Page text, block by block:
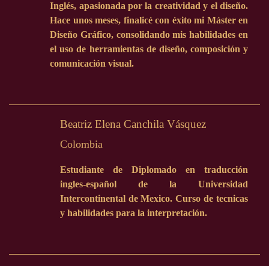
Inglés, apasionada por la creatividad y el diseño.
Hace unos meses, finalicé con éxito mi Máster en
Diseño Gráfico, consolidando mis habilidades en
el uso de herramientas de diseño, composición y
comunicación visual.
Beatriz Elena Canchila Vásquez
Colombia
Estudiante de Diplomado en traducción
ingles-español de la Universidad
Intercontinental de Mexico. Curso de tecnicas
y habilidades para la interpretación.